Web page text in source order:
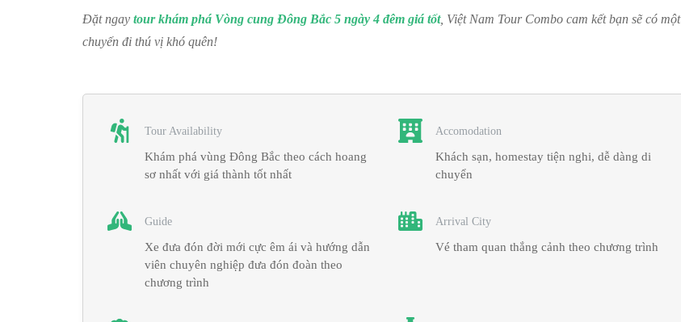
Đặt ngay tour khám phá Vòng cung Đông Bắc 5 ngày 4 đêm giá tốt, Việt Nam Tour Combo cam kết bạn sẽ có một
chuyến đi thú vị khó quên!
Tour Availability
Khám phá vùng Đông Bắc theo cách hoang
sơ nhất với giá thành tốt nhất
Accomodation
Khách sạn, homestay tiện nghi, dễ dàng di
chuyển
Guide
Xe đưa đón đời mới cực êm ái và hướng dẫn
viên chuyên nghiệp đưa đón đoàn theo
chương trình
Arrival City
Vé tham quan thắng cảnh theo chương trình